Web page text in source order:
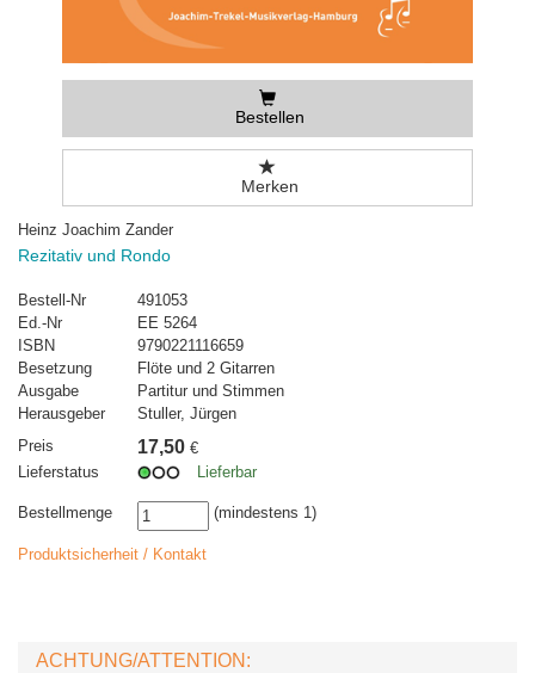
Bestellen
Merken
Heinz Joachim Zander
Rezitativ und Rondo
Bestell-Nr
491053
Ed.-Nr
EE 5264
ISBN
9790221116659
Besetzung
Flöte und 2 Gitarren
Ausgabe
Partitur und Stimmen
Herausgeber
Stuller, Jürgen
Preis
17,50 €
Lieferstatus
Lieferbar
Bestellmenge (mindestens 1)
Produktsicherheit / Kontakt
ACHTUNG/ATTENTION: